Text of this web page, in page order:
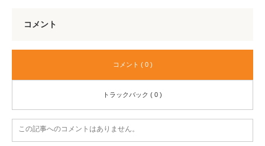
コメント
コメント ( 0 )
トラックバック ( 0 )
この記事へのコメントはありません。